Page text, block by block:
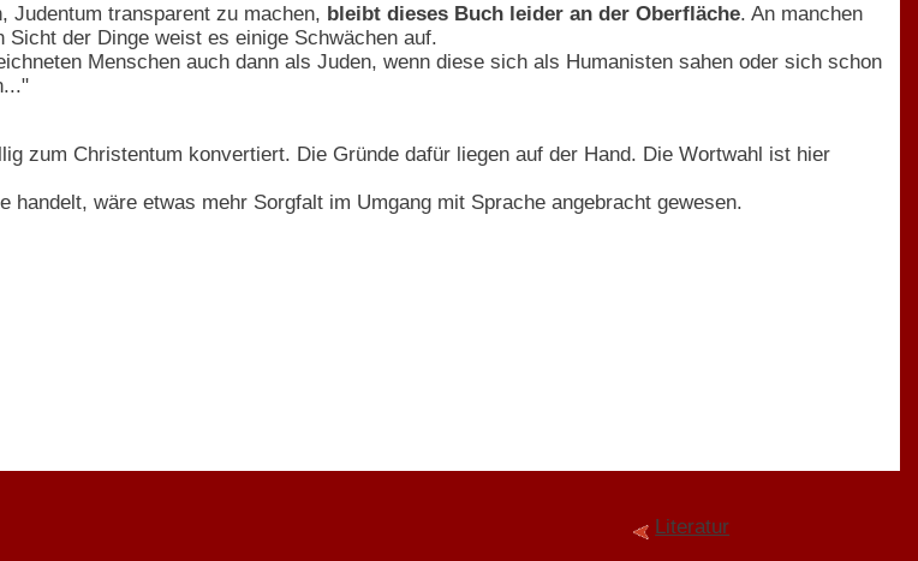
Judentum transparent zu machen, bleibt dieses Buch leider an der Oberfläche. An manchen
der Dinge weist es einige Schwächen auf.
Menschen auch dann als Juden, wenn diese sich als Humanisten sahen oder sich schon
zum Christentum konvertiert. Die Gründe dafür liegen auf der Hand. Die Wortwahl ist hier
handelt, wäre etwas mehr Sorgfalt im Umgang mit Sprache angebracht gewesen.
Literatur